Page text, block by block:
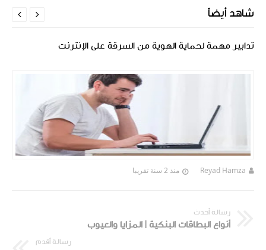
شاهد أيضاً
تدابير مهمة لحماية الهوية من السرقة على الإنترنت
Reyad Hamza منذ 2 سنة تقريبا


رسالة أحدث
أنواع البطاقات البنكية | المزايا والعيوب
رسالة أقدم